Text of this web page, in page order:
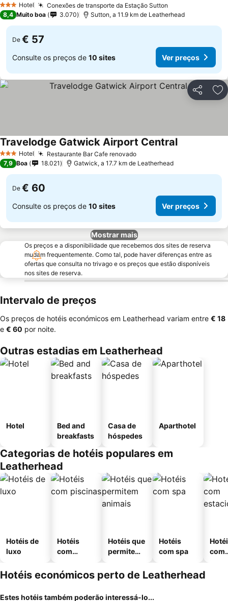
3 EstrelasHotel Conexões de transporte da Estação Sutton
8,4 Muito boa 3.070 Sutton, a 11.9 km de Leatherhead
De € 57
Consulte os preços de 10 sites Ver preços
Partilhar
3 EstrelasHotel Restaurante Bar Cafe renovado
Travelodge Gatwick Airport Central
7,9 Boa 18.021 Gatwick, a 17.7 km de Leatherhead
De € 60
Consulte os preços de 10 sites Ver preços
Mostrar mais
Os preços e a disponibilidade que recebemos dos sites de reserva
mudam frequentemente. Como tal, pode haver diferenças entre as
ofertas que consulta no trivago e os preços que estão disponíveis
nos sites de reserva.
Intervalo de preços
Os preços de hotéis económicos em Leatherhead variam entre ‎€ 18
e ‎€ 60 por noite.
Outras estadias em Leatherhead
Hotel
Bed and
breakfasts
Casa de
hóspedes
Aparthotel
Categorias de hotéis populares em
Leatherhead
Hotéis de
luxo
Hotéis
com
Hotéis que
permitem
Hotéis
com spa
com
Hotéis económicos perto de Leatherhead
Estes hotéis também poderão interessá-lo...